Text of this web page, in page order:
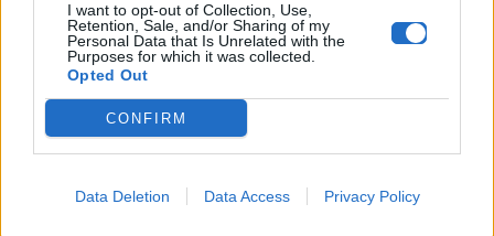
I want to opt-out of Collection, Use,
Retention, Sale, and/or Sharing of my
Personal Data that Is Unrelated with the
Purposes for which it was collected.
Opted Out
CONFIRM
Data Deletion Data Access Privacy Policy
Ακολουθήστε το